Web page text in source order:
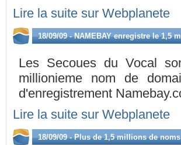
Lire la suite sur Webplanete
18/09/09 - NAMEBAY enregistre le 1,5
Les Secoues du Vocal
millionieme nom de
d'enregistrement
Lire la suite sur Webplanete
18/09/09 - Plus de 1,5 millions de